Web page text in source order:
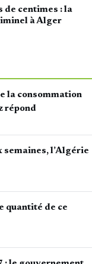
de centimes : la
à Alger
la consommation
répond
semaines, l’Algérie
quantité de ce